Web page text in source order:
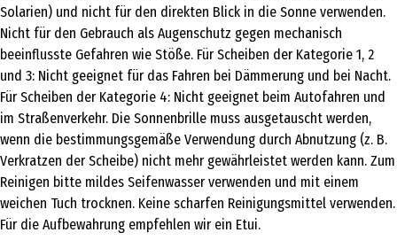
Rechteckig
Materialdetails
Kunststoff (hauptsächlich)
Anwendungshinweis
Sonnenschutz
Zielgruppe
Damen|Herren|Unisex
Hersteller
Solarien) und nicht für den direkten Blick in die Sonne verwenden.
Nicht für den Gebrauch als Augenschutz gegen mechanisch
beeinflusste Gefahren wie Stöße. Für Scheiben der Kategorie 1, 2
und 3: Nicht geeignet für das Fahren bei Dämmerung und bei Nacht.
Für Scheiben der Kategorie 4: Nicht geeignet beim Autofahren und
im Straßenverkehr. Die Sonnenbrille muss ausgetauscht werden,
wenn die bestimmungsgemäße Verwendung durch Abnutzung (z. B.
Verkratzen der Scheibe) nicht mehr gewährleistet werden kann. Zum
Reinigen bitte mildes Seifenwasser verwenden und mit einem
weichen Tuch trocknen. Keine scharfen Reinigungsmittel verwenden.
Für die Aufbewahrung empfehlen wir ein Etui.